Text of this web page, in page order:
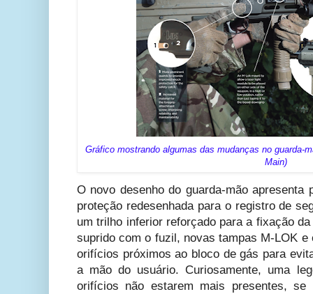
Gráfico mostrando algumas das mudanças no guarda-
Main)
O novo desenho do guarda-mão apresenta
proteção redesenhada para o registro de
um trilho inferior reforçado para a fixação
suprido com o fuzil, novas tampas M-LOK e
orifícios próximos ao bloco de gás para
a mão do usuário. Curiosamente, uma
orifícios não estarem mais presentes,